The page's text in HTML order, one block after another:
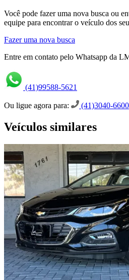
Você pode fazer uma nova busca ou
equipe para encontrar o veículo dos
Fazer uma nova busca
Entre em contato pelo Whatsapp da
(41)99588-5621
Ou ligue agora para: (41)3040-6600
Veículos similares